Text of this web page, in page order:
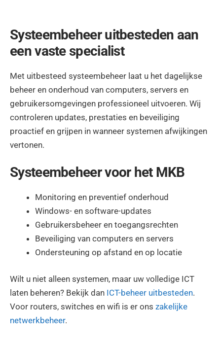
Systeembeheer uitbesteden aan
een vaste specialist
Met uitbesteed systeembeheer laat u het dagelijkse
beheer en onderhoud van computers, servers en
gebruikersomgevingen professioneel uitvoeren. Wij
controleren updates, prestaties en beveiliging
proactief en grijpen in wanneer systemen afwijkingen
vertonen.
Systeembeheer voor het MKB
Monitoring en preventief onderhoud
Windows- en software-updates
Gebruikersbeheer en toegangsrechten
Beveiliging van computers en servers
Ondersteuning op afstand en op locatie
Wilt u niet alleen systemen, maar uw volledige ICT
laten beheren? Bekijk dan ICT-beheer uitbesteden.
Voor routers, switches en wifi is er ons zakelijke
netwerkbeheer.